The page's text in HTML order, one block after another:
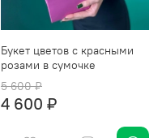
Букет цветов с красными
розами в сумочке
5 600 ₽
4 600 ₽